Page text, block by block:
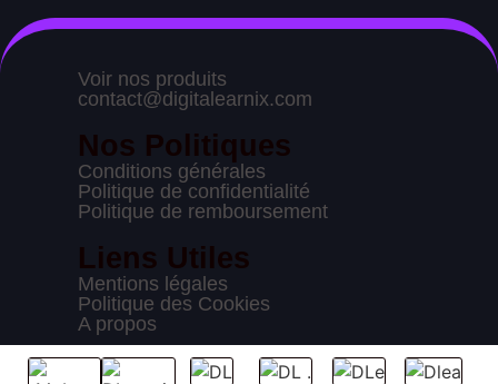
Voir nos produits
contact@digitalearnix.com
Nos Politiques
Conditions générales
Politique de confidentialité
Politique de remboursement
Liens Utiles
Mentions légales
Politique des Cookies
A propos